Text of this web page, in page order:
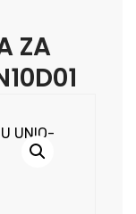
ZA